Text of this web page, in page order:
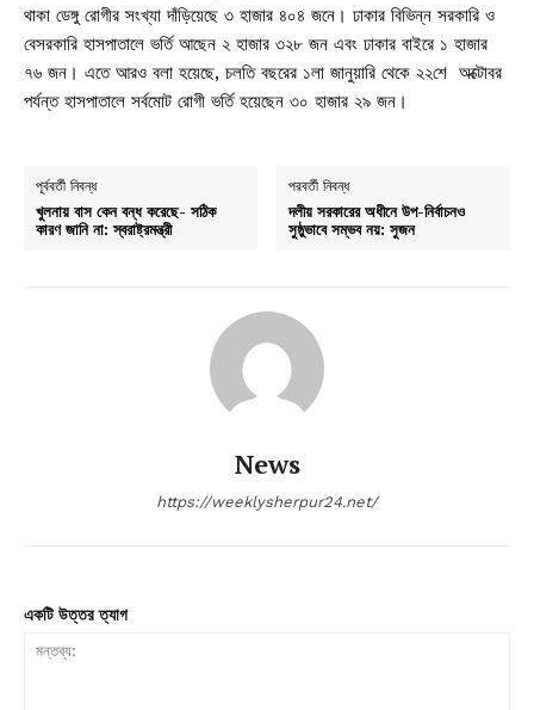
থাকা ডেঙ্গু রোগীর সংখ্যা দাঁড়িয়েছে ৩ হাজার ৪০৪ জনে। ঢাকার বিভিন্ন সরকারি ও
বেসরকারি হাসপাতালে ভর্তি আছেন ২ হাজার ৩২৮ জন এবং ঢাকার বাইরে ১ হাজার
৭৬ জন। এতে আরও বলা হয়েছে, চলতি বছরের ১লা জানুয়ারি থেকে ২২শে অক্টোবর
পর্যন্ত হাসপাতালে সর্বমোট রোগী ভর্তি হয়েছেন ৩০ হাজার ২৯ জন।
পূর্ববর্তী নিবন্ধ
খুলনায় বাস কেন বন্ধ করেছে- সঠিক
কারণ জানি না: স্বরাষ্ট্রমন্ত্রী
পরবর্তী নিবন্ধ
দলীয় সরকারের অধীনে উপ-নির্বাচনও
সুষ্ঠুভাবে সম্ভব নয়: সুজন
News
https://weeklysherpur24.net/
একটি উত্তর ত্যাগ